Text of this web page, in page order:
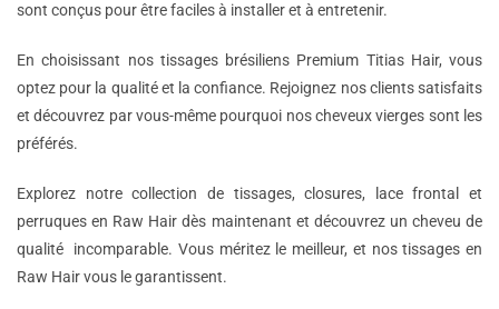
sont conçus pour être faciles à installer et à entretenir.
En choisissant nos tissages brésiliens Premium Titias Hair, vous
optez pour la qualité et la confiance. Rejoignez nos clients satisfaits
et découvrez par vous-même pourquoi nos cheveux vierges sont les
préférés.
Explorez notre collection de tissages, closures, lace frontal et
perruques en Raw Hair dès maintenant et découvrez un cheveu de
qualité incomparable. Vous méritez le meilleur, et nos tissages en
Raw Hair vous le garantissent.